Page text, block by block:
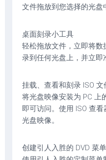
文件拖放到您选择的光盘
桌面刻录小工具
轻松拖放文件，立即将数
录到任何光盘上，并立即
挂载、查看和刻录 ISO 文
将光盘映像安装为 PC 上
即可访问。使用 ISO 查
光盘映像。
创建引人入胜的 DVD 菜单